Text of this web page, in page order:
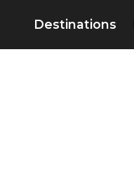
Destinations